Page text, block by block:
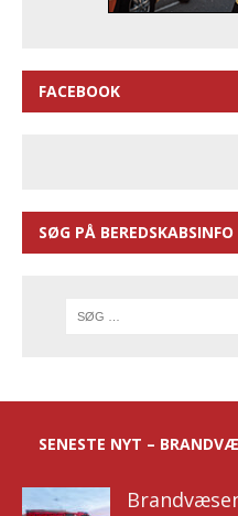
FACEBOOK
SØG PÅ BEREDSKABSINFO
SENESTE NYT –